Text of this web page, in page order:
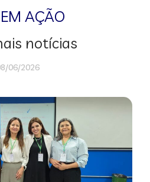
AÇÃO
notícias
06/2026